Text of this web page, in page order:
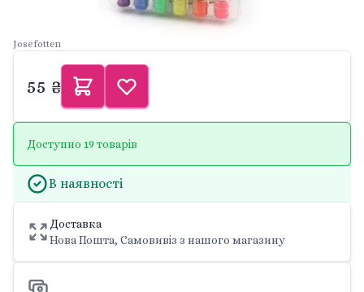
Josefotten
55 ₴
Доступно 19 товарів
В наявності
Доставка
Нова Пошта, Самовивіз з нашого магазину